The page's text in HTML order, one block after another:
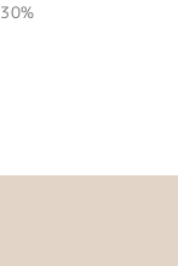
30%